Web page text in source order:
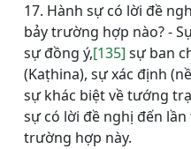
17. Hành sự có lời đề
bảy trường hợp nào? -
sự đồng ý,[135] sự ban
(Kaṭhina), sự xác định
sự khác biệt về tướng
sự có lời đề nghị đến
trường hợp này.